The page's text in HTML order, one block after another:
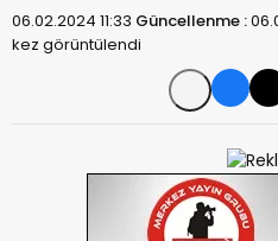
06.02.2024 11:33 Güncellenme :
kez görüntülendi